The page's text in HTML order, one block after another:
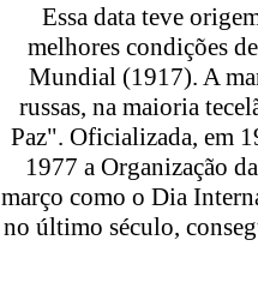
Essa data teve
melhores condições
Mundial (1917). A
russas, na maioria
Paz". Oficializada, em
1977 a Organização
março como o Dia
no último século,